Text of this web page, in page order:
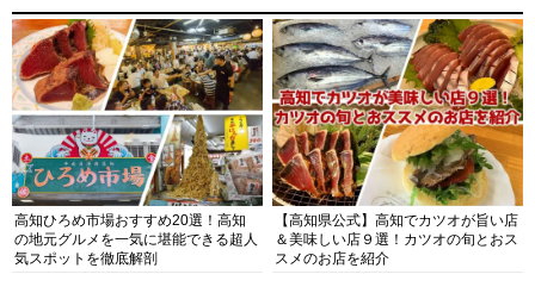
高知ひろめ市場おすすめ20選！高知
の地元グルメを一気に堪能できる超人
気スポットを徹底解剖
【高知県公式】高知でカツオが旨い店
＆美味しい店９選！カツオの旬とおス
スメのお店を紹介